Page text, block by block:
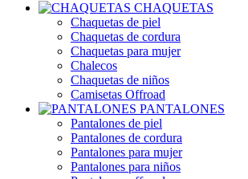
CHAQUETAS
Chaquetas de piel
Chaquetas de cordura
Chaquetas para mujer
Chalecos
Chaquetas de niños
Camisetas Offroad
PANTALONES
Pantalones de piel
Pantalones de cordura
Pantalones para mujer
Pantalones para niños